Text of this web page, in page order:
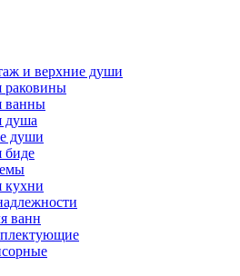
и верхние души
раковины
ванны
душа
души
биде
кухни
ванн